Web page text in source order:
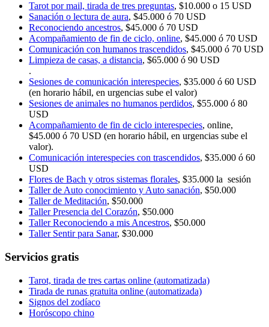
Tarot por mail, tirada de tres preguntas, $10.000 o 15 USD
Sanación o lectura de aura, $45.000 ó 70 USD
Reconociendo ancestros, $45.000 ó 70 USD
Acompañamiento de fin de ciclo, online, $45.000 ó 70 USD
Comunicación con humanos trascendidos, $45.000 ó 70 USD
Limpieza de casas, a distancia, $65.000 ó 90 USD
.
Sesiones de comunicación interespecies, $35.000 ó 60 USD
(en horario hábil, en urgencias sube el valor)
Sesiones de animales no humanos perdidos, $55.000 ó 80
USD
Acompañamiento de fin de ciclo interespecies, online,
$45.000 ó 70 USD (en horario hábil, en urgencias sube el
valor).
Comunicación interespecies con trascendidos, $35.000 ó 60
USD
Flores de Bach y otros sistemas florales, $35.000 la sesión
Taller de Auto conocimiento y Auto sanación, $50.000
Taller de Meditación, $50.000
Taller Presencia del Corazón, $50.000
Taller Reconociendo a mis Ancestros, $50.000
Taller Sentir para Sanar, $30.000
Servicios gratis
Tarot, tirada de tres cartas online (automatizada)
Tirada de runas gratuita online (automatizada)
Signos del zodíaco
Horóscopo chino